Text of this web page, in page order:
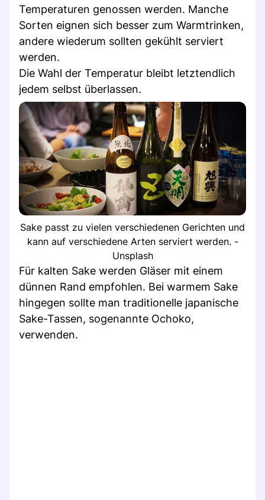
Temperaturen genossen werden. Manche
Sorten eignen sich besser zum Warmtrinken,
andere wiederum sollten gekühlt serviert
werden.
Die Wahl der Temperatur bleibt letztendlich
jedem selbst überlassen.
Sake passt zu vielen verschiedenen Gerichten und
kann auf verschiedene Arten serviert werden. -
Unsplash
Für kalten Sake werden Gläser mit einem
dünnen Rand empfohlen. Bei warmem Sake
hingegen sollte man traditionelle japanische
Sake-Tassen, sogenannte Ochoko,
verwenden.